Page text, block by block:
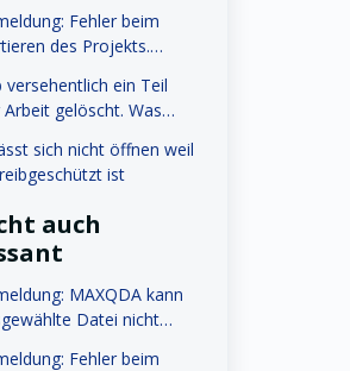
Fehler beim
des Projekts.
versehentlich ein Teil
gelöscht. Was
sich nicht öffnen weil
ist
auch
MAXQDA kann
Datei nicht
Fehler beim